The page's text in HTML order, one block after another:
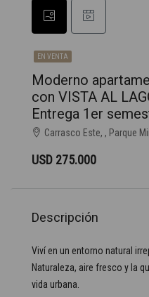
EN VENTA
Moderno
con VISTA AL
Entrega 1er
Carrasco Este, , Parque
USD 275.000
Descripción
Viví en un entorno natural
Naturaleza, aire fresco y la
vida urbana.